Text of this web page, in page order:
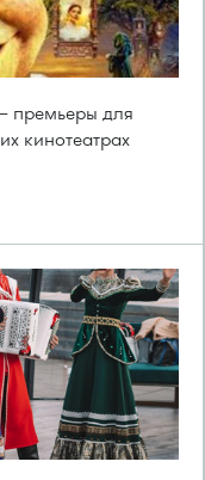
премьеры для
кинотеатрах